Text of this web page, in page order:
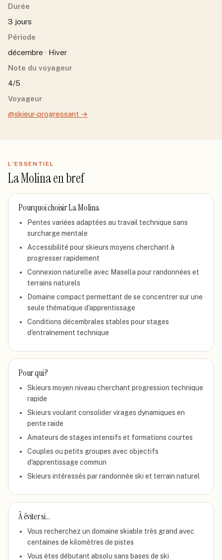
Durée
3 jours
Période
décembre · Hiver
Note du voyageur
4/5
Voyageur
@skieur-progressant →
L'ESSENTIEL
La Molinaen bref
Pourquoi choisirLa Molina
Pentes variées adaptées au travail technique sans
surcharge mentale
Accessibilité pour skieurs moyens cherchant à
progresser rapidement
Connexion naturelle avec Masella pour randonnées et
terrains naturels
Domaine compact permettant de se concentrer sur une
seule thématique d'apprentissage
Conditions décembrales stables pour stages
d'entraînement technique
Pour qui ?
Skieurs moyen niveau cherchant progression technique
rapide
Skieurs voulant consolider virages dynamiques en
pente raide
Amateurs de stages intensifs et formations courtes
Couples ou petits groupes avec objectifs
d'apprentissage commun
Skieurs intéressés par randonnée ski et terrain naturel
À éviter si…
Vous recherchez un domaine skiable très grand avec
centaines de kilomètres de pistes
Vous êtes débutant absolu sans bases de ski